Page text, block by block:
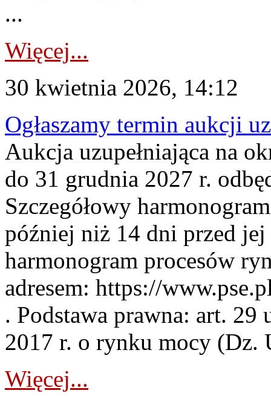
...
Więcej...
30 kwietnia 2026, 14:12
Ogłaszamy termin aukcji
Aukcja uzupełniająca na
do 31 grudnia 2027 r.
Szczegółowy
później niż 14 dni przed
harmonogram procesów
adresem: https://
. Podstawa prawna: art. 29
2017 r. o rynku mocy (Dz.
Więcej...